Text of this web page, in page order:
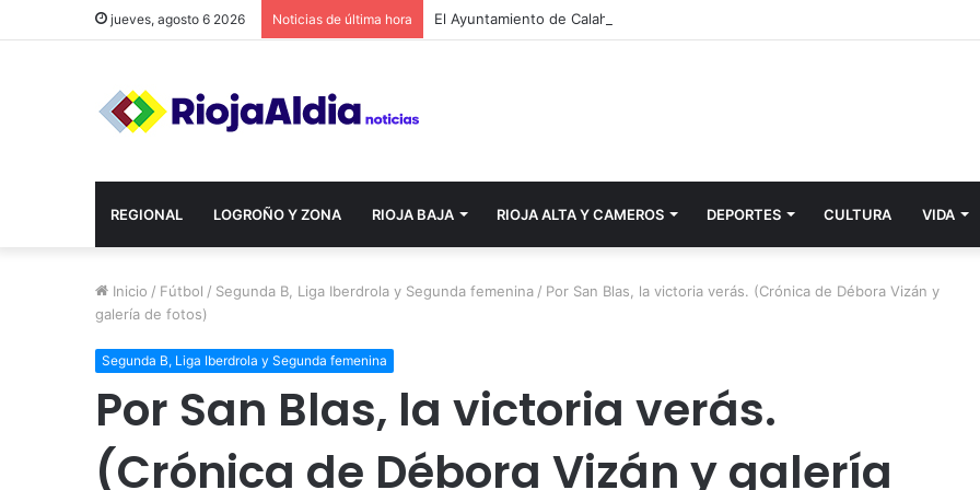
jueves, agosto 6 2026 Noticias de última hora
REGIONAL LOGROÑO Y ZONA RIOJA BAJA RIOJA ALTA Y CAMEROS DEPORTES CULTURA VIDA
Inicio / Fútbol / Segunda B, Liga Iberdrola y Segunda femenina / Por San Blas, la victoria verás. (Crónica de Débora Vizán y
galería de fotos)
Segunda B, Liga Iberdrola y Segunda femenina
Por San Blas, la victoria verás.
(Crónica de Débora Vizán y galería